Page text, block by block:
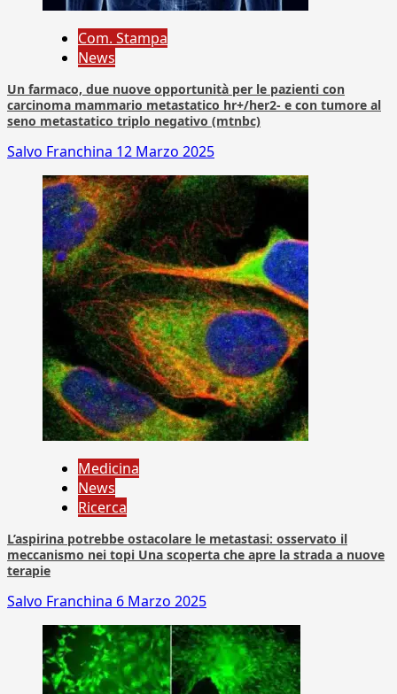
Com. Stampa
News
Un farmaco, due nuove opportunità per le pazienti con
carcinoma mammario metastatico hr+/her2- e con tumore al
seno metastatico triplo negativo (mtnbc)
Salvo Franchina 12 Marzo 2025
Medicina
News
Ricerca
L’aspirina potrebbe ostacolare le metastasi: osservato il
meccanismo nei topi Una scoperta che apre la strada a nuove
terapie
Salvo Franchina 6 Marzo 2025